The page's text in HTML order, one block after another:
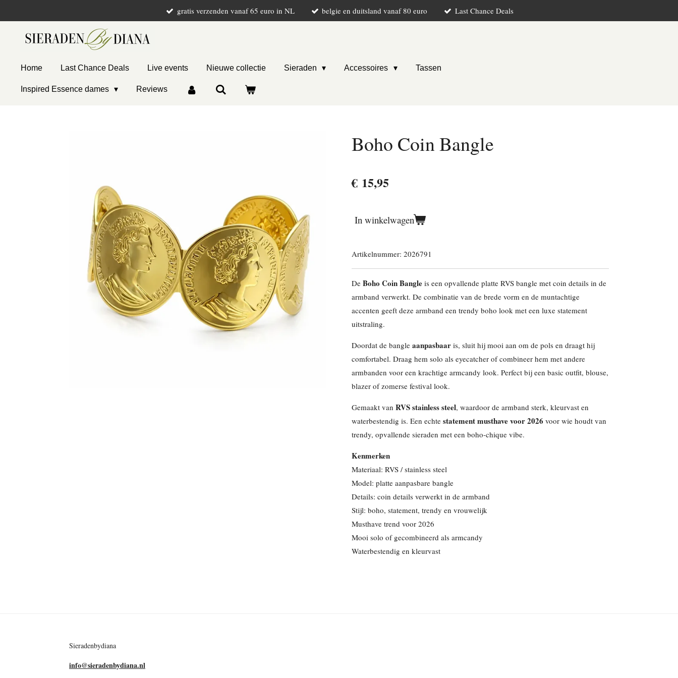
hoofdinhoud
gratis verzenden vanaf 65 euro in NL belgie en duitsland vanaf 80 euro Last Chance Deals
Home Last Chance Deals Live events Nieuwe collectie Sieraden Accessoires Tassen
Inspired Essence dames Reviews
Boho Coin Bangle
€ 15,95
In winkelwagen
Artikelnummer: 2026791
De Boho Coin Bangle is een opvallende platte RVS bangle met coin details in de
armband verwerkt. De combinatie van de brede vorm en de muntachtige
accenten geeft deze armband een trendy boho look met een luxe statement
uitstraling.
Doordat de bangle aanpasbaar is, sluit hij mooi aan om de pols en draagt hij
comfortabel. Draag hem solo als eyecatcher of combineer hem met andere
armbanden voor een krachtige armcandy look. Perfect bij een basic outfit, blouse,
blazer of zomerse festival look.
Gemaakt van RVS stainless steel, waardoor de armband sterk, kleurvast en
waterbestendig is. Een echte statement musthave voor 2026 voor wie houdt van
trendy, opvallende sieraden met een boho-chique vibe.
Kenmerken
Materiaal: RVS / stainless steel
Model: platte aanpasbare bangle
Details: coin details verwerkt in de armband
Stijl: boho, statement, trendy en vrouwelijk
Musthave trend voor 2026
Mooi solo of gecombineerd als armcandy
Waterbestendig en kleurvast
Sieradenbydiana
info@sieradenbydiana.nl